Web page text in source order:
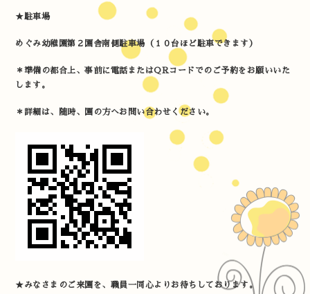
★駐車場
めぐみ幼稚園第２園舎南側駐車場（１０台ほど駐車できます）
＊準備の都合上、事前に電話またはQRコードでのご予約をお願いいた
します。
＊詳細は、随時、園の方へお問い合わせください。
★みなさまのご来園を、職員一同心よりお待ちしております。